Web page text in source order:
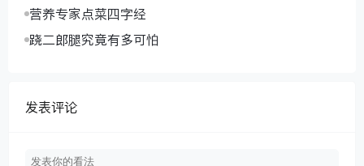
营养专家点菜四字经
跷二郎腿究竟有多可怕
发表评论